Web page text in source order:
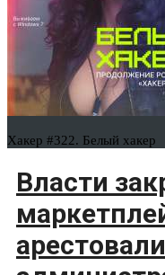
Хакер #322. Белый хакер
Власти